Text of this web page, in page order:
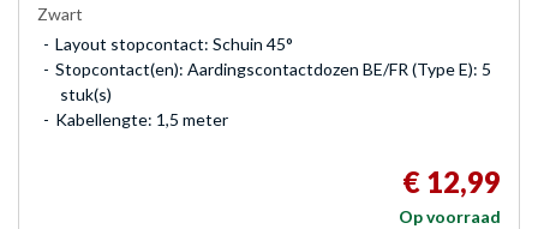
Zwart
Layout stopcontact: Schuin 45°
Stopcontact(en): Aardingscontactdozen BE/FR (Type E): 5
stuk(s)
Kabellengte: 1,5 meter
€ 12,99
Op voorraad